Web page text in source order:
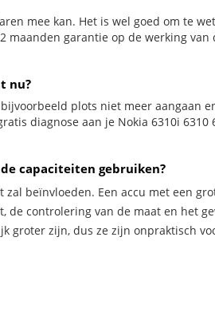
mee kan. Het is wel goed om te
garantie op de werking van
nu?
plots niet meer aangaan
diagnose aan je Nokia 6310i 6310
capaciteiten gebruiken?
beïnvloeden. Een accu met een
controlering van de maat en het
groter zijn, dus ze zijn onpraktisch